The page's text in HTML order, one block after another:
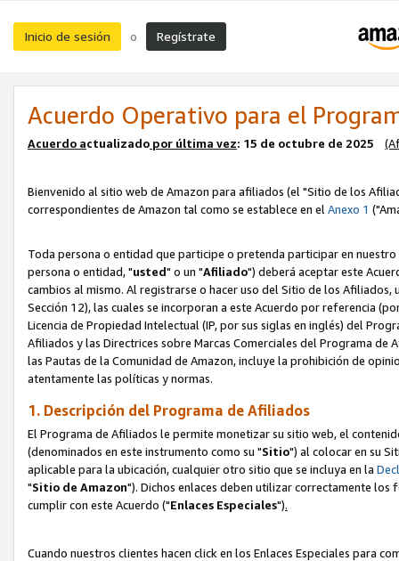
Inicio de sesión o Regístrate
Acuerdo Operativo para el
Acuerdo actualizado por última vez: 15 de octubre de 2025
Bienvenido al sitio web de Amazon para afiliados (el "Sitio de los
correspondientes de Amazon tal como se establece en elAnexo 1
Toda persona o entidad que participe o pretenda participar en
persona o entidad, "usted" o un "Afiliado") deberá aceptar este
cambios al mismo. Al registrarse o hacer uso del Sitio de los
Sección 12), las cuales se incorporan a este Acuerdo por referencia
Licencia de Propiedad Intelectual (IP, por sus siglas en inglés) del
Afiliados y las Directrices sobre Marcas Comerciales del Programa
las Pautas de la Comunidad de Amazon, incluye la prohibición de
atentamente las políticas y normas.
1. Descripción del Programa de Afiliados
El Programa de Afiliados le permite monetizar su sitio web, el
(denominados en este instrumento como su "Sitio") al colocar en su
aplicable para la ubicación, cualquier otro sitio que se incluya en la
"Sitio de Amazon"). Dichos enlaces deben utilizar correctamente los
cumplir con este Acuerdo ("Enlaces Especiales").
Cuando nuestros clientes hacen click en los Enlaces Especiales para